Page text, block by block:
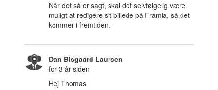
Når det så er sagt, skal det selvfølgelig være
muligt at redigere sit billede på Framia, så det
kommer i fremtiden.
Dan Bisgaard Laursen
for 3 år siden
Hej Thomas